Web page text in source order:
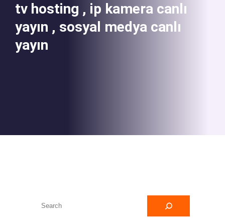
tv hosting , ip kamera canlı
yayın , sosyal medya canlı
yayın